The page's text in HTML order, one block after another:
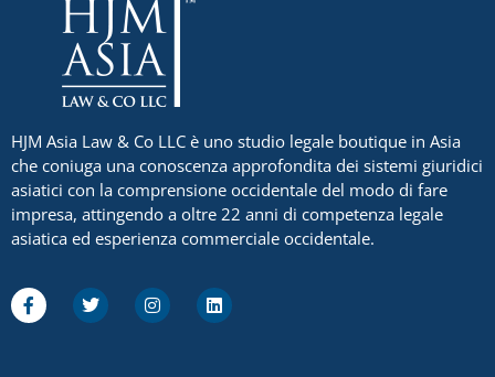
HJM Asia Law & Co LLC è uno studio legale boutique in Asia
che coniuga una conoscenza approfondita dei sistemi giuridici
asiatici con la comprensione occidentale del modo di fare
impresa, attingendo a oltre 22 anni di competenza legale
asiatica ed esperienza commerciale occidentale.